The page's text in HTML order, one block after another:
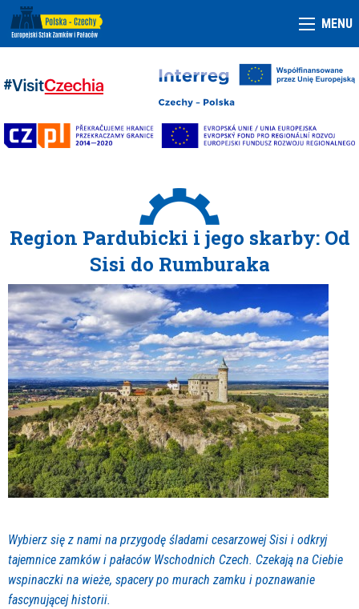
MENU
Region Pardubicki i jego skarby: Od
Sisi do Rumburaka
Wybierz się z nami na przygodę śladami cesarzowej Sisi i odkryj
tajemnice zamków i pałaców Wschodnich Czech. Czekają na Ciebie
wspinaczki na wieże, spacery po murach zamku i poznawanie
fascynującej historii.